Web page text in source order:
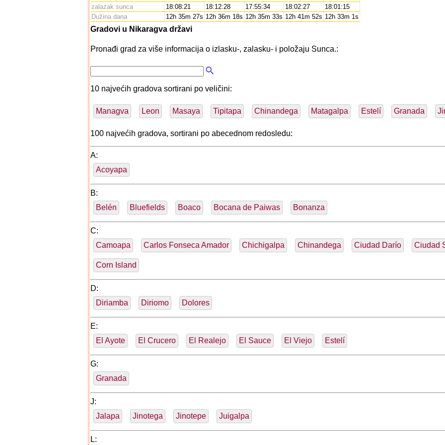
zalazak sunca
18:08:21 18:12:28 17:55:34 18:02:27
18:01:15
Dužina dana
12h 35m 27s 12h 36m 18s 12h 35m 33s 12h 41m 52s 12h 33m 1s
Gradovi u Nikaragva državi
Pronađi grad za više informacija o izlasku-, zalasku- i položaju Sunca.:
10 najvećih gradova sortirani po veličini:
Managva Leon Masaya Tipitapa Chinandega Matagalpa Estelí Granada
100 najvećih gradova, sortirani po abecednom redosledu:
A:
Acoyapa
B:
Belén
Bluefields Boaco Bocana de Paiwas Bonanza
C:
Camoapa
Carlos Fonseca Amador Chichigalpa Chinandega Ciudad Darío Ciudad
Corn Island
D:
Diriamba
Diriomo Dolores
E:
El Ayote
El Crucero El Realejo El Sauce El Viejo Estelí
G:
Granada
J:
Jalapa
Jinotega Jinotepe Juigalpa
L: